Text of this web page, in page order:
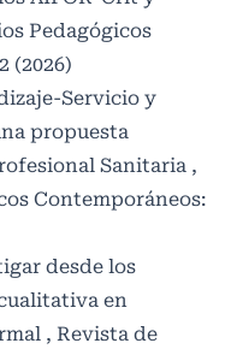
Pedagógicos
(2026)
Servicio y
propuesta
Sanitaria ,
Contemporáneos:
desde los
en
, Revista de